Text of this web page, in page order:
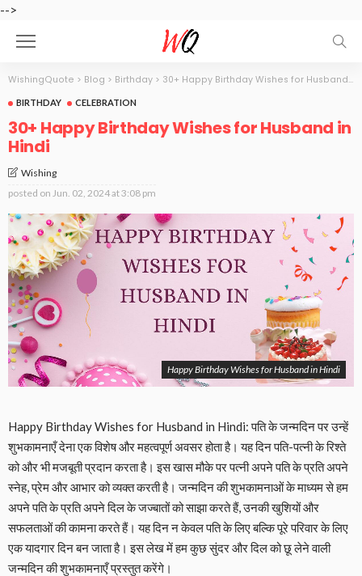
-->
WishingQuote > Blog > Birthday > 30+ Happy Birthday Wishes for Husband in Hindi
BIRTHDAY CELEBRATION
30+ Happy Birthday Wishes for Husband in
Hindi
Wishing
posted on Jun. 02, 2024 at 3:08 pm
Happy Birthday Wishes for Husband in Hindi
Happy Birthday Wishes for Husband in Hindi: पति के जन्मदिन पर उन्हें
शुभकामनाएँ देना एक विशेष और महत्वपूर्ण अवसर होता है। यह दिन पति-पत्नी के रिश्ते
को और भी मजबूती प्रदान करता है। इस खास मौके पर पत्नी अपने पति के प्रति अपने
स्नेह, प्रेम और आभार को व्यक्त करती है। जन्मदिन की शुभकामनाओं के माध्यम से हम
अपने पति के प्रति अपने दिल के जज्बातों को साझा करते हैं, उनकी खुशियों और
सफलताओं की कामना करते हैं। यह दिन न केवल पति के लिए बल्कि पूरे परिवार के लिए
एक यादगार दिन बन जाता है। इस लेख में हम कुछ सुंदर और दिल को छू लेने वाली
जन्मदिन की शुभकामनाएँ प्रस्तुत करेंगे।